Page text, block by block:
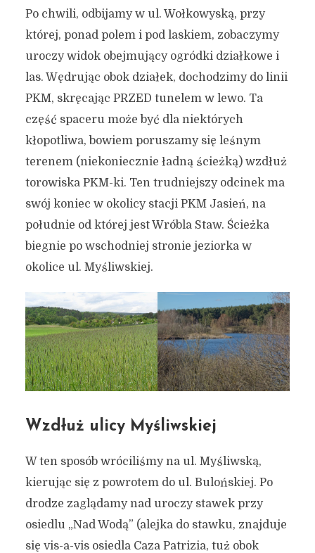
Po chwili, odbijamy w ul. Wołkowyską, przy
której, ponad polem i pod laskiem, zobaczymy
uroczy widok obejmujący ogródki działkowe i
las. Wędrując obok działek, dochodzimy do linii
PKM, skręcając PRZED tunelem w lewo. Ta
część spaceru może być dla niektórych
kłopotliwa, bowiem poruszamy się leśnym
terenem (niekoniecznie ładną ścieżką) wzdłuż
torowiska PKM-ki. Ten trudniejszy odcinek ma
swój koniec w okolicy stacji PKM Jasień, na
południe od której jest Wróbla Staw. Ścieżka
biegnie po wschodniej stronie jeziorka w
okolice ul. Myśliwskiej.
Wzdłuż ulicy Myśliwskiej
W ten sposób wróciliśmy na ul. Myśliwską,
kierując się z powrotem do ul. Bulońskiej. Po
drodze zaglądamy nad uroczy stawek przy
osiedlu „Nad Wodą” (alejka do stawku, znajduje
się vis-a-vis osiedla Caza Patrizia, tuż obok